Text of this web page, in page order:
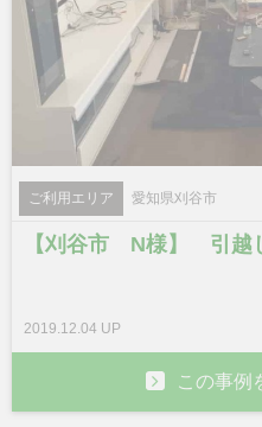
ご利用エリア 愛知県刈谷市
【刈谷市 N様】 引越
2019.12.04 UP
この事例